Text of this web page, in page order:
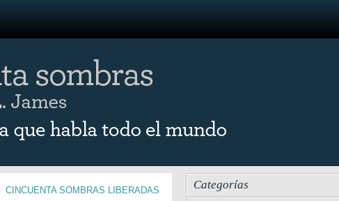
CINCUENTA SOMBRAS LIBERADAS Categorías